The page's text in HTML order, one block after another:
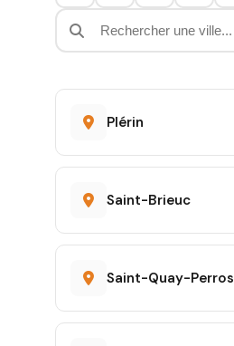
Plérin
Saint-Brieuc
Saint-Quay-Perros